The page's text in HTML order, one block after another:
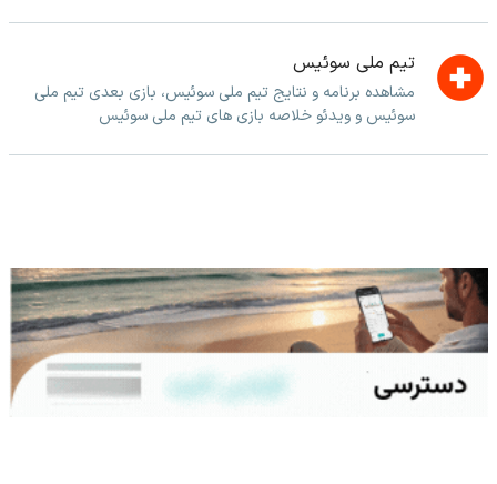
تیم ملی سوئیس
مشاهده برنامه و نتایج تیم ملی سوئیس، بازی بعدی تیم ملی
سوئیس و ویدئو خلاصه بازی های تیم ملی سوئیس